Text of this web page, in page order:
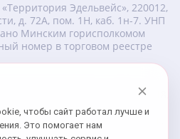
Эдельвейс», 220012,
д. 72А, пом. 1Н, каб. 1н-7. УНП
Минским горисполкомом
номер в торговом реестре
Гмбх, Софлингер штрассе 218,
Эдельвейс», 220056, г. Минск,
56.
чтобы сайт работал лучше и
Это помогает нам